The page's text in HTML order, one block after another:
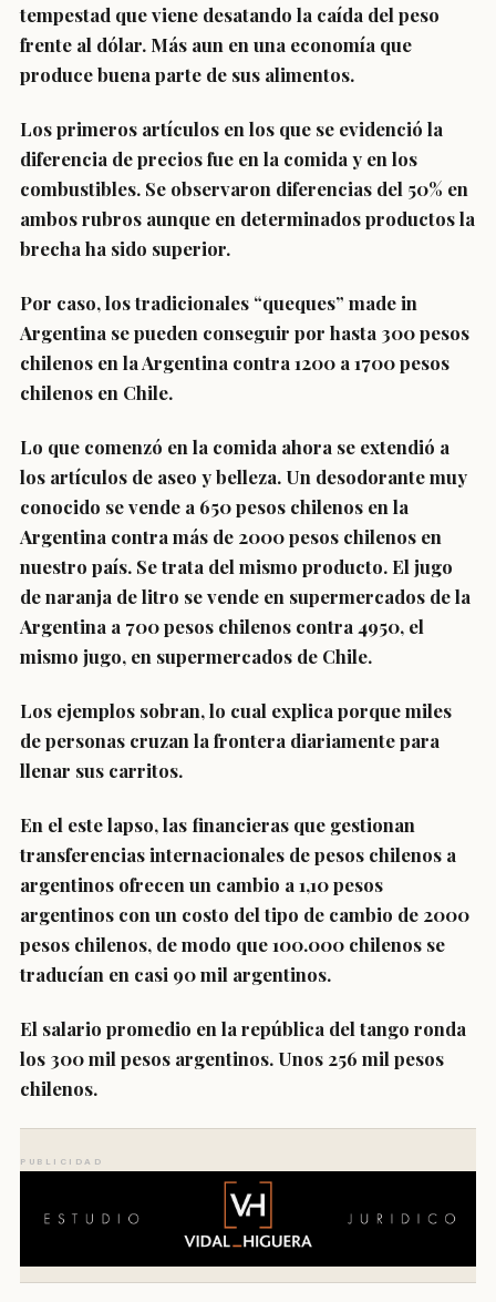
tempestad que viene desatando la caída del peso
frente al dólar. Más aun en una economía que
produce buena parte de sus alimentos.
Los primeros artículos en los que se evidenció la
diferencia de precios fue en la comida y en los
combustibles. Se observaron diferencias del 50% en
ambos rubros aunque en determinados productos la
brecha ha sido superior.
Por caso, los tradicionales “queques” made in
Argentina se pueden conseguir por hasta 300 pesos
chilenos en la Argentina contra 1200 a 1700 pesos
chilenos en Chile.
Lo que comenzó en la comida ahora se extendió a
los artículos de aseo y belleza. Un desodorante muy
conocido se vende a 650 pesos chilenos en la
Argentina contra más de 2000 pesos chilenos en
nuestro país. Se trata del mismo producto. El jugo
de naranja de litro se vende en supermercados de la
Argentina a 700 pesos chilenos contra 4950, el
mismo jugo, en supermercados de Chile.
Los ejemplos sobran, lo cual explica porque miles
de personas cruzan la frontera diariamente para
llenar sus carritos.
En el este lapso, las financieras que gestionan
transferencias internacionales de pesos chilenos a
argentinos ofrecen un cambio a 1,10 pesos
argentinos con un costo del tipo de cambio de 2000
pesos chilenos, de modo que 100.000 chilenos se
traducían en casi 90 mil argentinos.
El salario promedio en la república del tango ronda
los 300 mil pesos argentinos. Unos 256 mil pesos
chilenos.
PUBLICIDAD